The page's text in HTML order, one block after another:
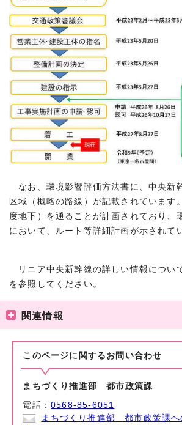
なお、環境影響評価方法書に、中央新
区域（概略の路線）が記載されています
度地下）を通ることが計画されており、
において、ルート等詳細計画が示されて
リニア中央新幹線の詳しい情報につい
を参照してください。
関連情報
このページに関する お問い合わせ
まちづくり推進部 都市政策課
電話：0568-85-6051
まちづくり推進部 都市政策課へ